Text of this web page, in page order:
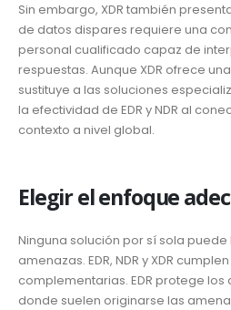
Sin embargo, XDR también
de datos dispares requiere una
personal cualificado capaz de
respuestas. Aunque XDR ofrece
sustituye a las soluciones
la efectividad de EDR y NDR al
contexto a nivel global.
Elegir el enfoque
Ninguna solución por sí sola
amenazas. EDR, NDR y XDR
complementarias. EDR protege
donde suelen originarse las